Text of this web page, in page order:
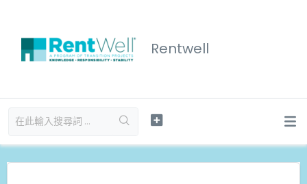
Rentwell